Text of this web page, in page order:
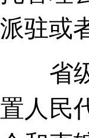
派驻或
省级
置人民